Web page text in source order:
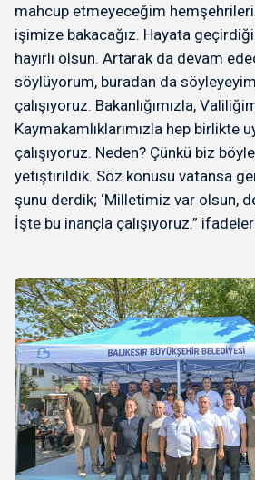
mahcup etmeyeceğim
işimize bakacağız. Hayata
hayırlı olsun. Artarak da devam
söylüyorum, buradan da
çalışıyoruz. Bakanlığımızla,
Kaymakamlıklarımızla hep birlikte
çalışıyoruz. Neden? Çünkü biz
yetiştirildik. Söz konusu vatansa
şunu derdik; ‘Milletimiz var olsun,
İşte bu inançla çalışıyoruz.”